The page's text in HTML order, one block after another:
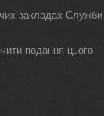
закладах Служби
подання цього